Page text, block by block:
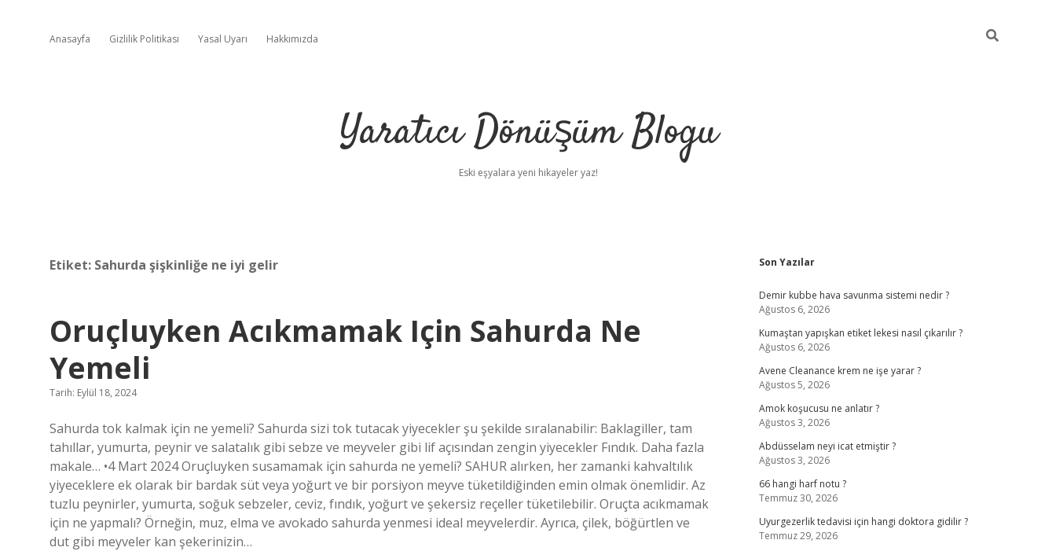
Anasayfa Gizlilik Politikası Yasal Uyarı Hakkımızda
Yaratıcı Dönüşüm Blogu
Eski eşyalara yeni hikayeler yaz!
Etiket: Sahurda şişkinliğe ne iyi gelir
Oruçluyken Acıkmamak Için Sahurda Ne
Yemeli
Tarih: Eylül 18, 2024
Sahurda tok kalmak için ne yemeli? Sahurda sizi tok tutacak yiyecekler şu şekilde sıralanabilir: Baklagiller, tam
tahıllar, yumurta, peynir ve salatalık gibi sebze ve meyveler gibi lif açısından zengin yiyecekler Fındık. Daha fazla
makale… •4 Mart 2024 Oruçluyken susamamak için sahurda ne yemeli? SAHUR alırken, her zamanki kahvaltılık
yiyeceklere ek olarak bir bardak süt veya yoğurt ve bir porsiyon meyve tüketildiğinden emin olmak önemlidir. Az
tuzlu peynirler, yumurta, soğuk sebzeler, ceviz, fındık, yoğurt ve şekersiz reçeller tüketilebilir. Oruçta acıkmamak
için ne yapmalı? Örneğin, muz, elma ve avokado sahurda yenmesi ideal meyvelerdir. Ayrıca, çilek, böğürtlen ve
dut gibi meyveler kan şekerinizin…
Sidebar
Son Yazılar
Demir kubbe hava savunma sistemi nedir ?
Ağustos 6, 2026
Kumaştan yapışkan etiket lekesi nasıl çıkarılır ?
Ağustos 6, 2026
Avene Cleanance krem ne işe yarar ?
Ağustos 5, 2026
Amok koşucusu ne anlatır ?
Ağustos 3, 2026
Abdüsselam neyi icat etmiştir ?
Ağustos 3, 2026
66 hangi harf notu ?
Temmuz 30, 2026
Uyurgezerlik tedavisi için hangi doktora gidilir ?
Temmuz 29, 2026